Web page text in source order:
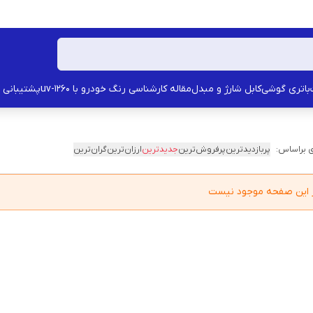
باتری گوشیکابل شارژ و مبدلمقاله کارشناسی رنگ خودرو با uv-1260 پشتیبانی
براساس: پربازدیدترینپرفروش‌ترینجدیدترینارزان‌ترینگران‌ترین
این صفحه موجود نیست